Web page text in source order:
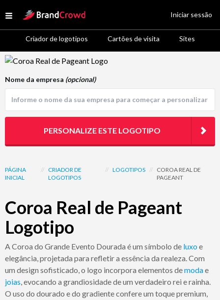
Open menu
Site Logo
Criador de logotipos Cartões de visita Sites
Iniciar sessão
Logo Template Preview
PÁGINA
INICIAL
// CRIADOR DE
LOGOTIPOS
// LOGOTIPOS //
COROA REAL DE
PAGEANT
Coroa Real de Pageant
Logotipo
A Coroa do Grande Evento Dourada é um símbolo de luxoe
elegância, projetada para refletir a essência da realeza. Com
um design sofisticado, o logo incorpora elementos demodae
joias, evocando a grandiosidade de um verdadeiro rei e rainha.
O uso do dourado e do gradiente confere um toque premium,
Nome da empresa (opcional)
PERSONALIZE ESTE LOGOTIPO